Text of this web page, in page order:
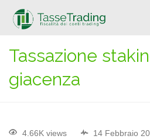
Tassazione
giacenza
4.66K views 14 Febbraio